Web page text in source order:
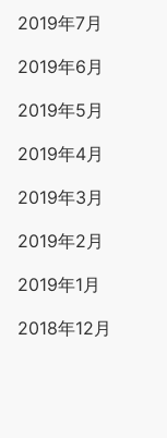
2019年7月
2019年6月
2019年5月
2019年4月
2019年3月
2019年2月
2019年1月
2018年12月